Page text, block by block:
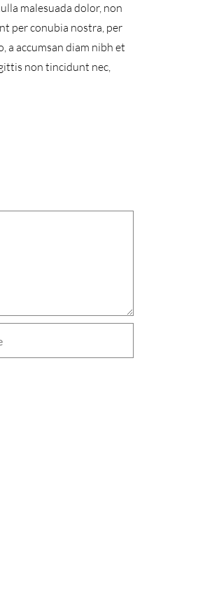
malesuada dolor, non
per conubia nostra, per
a accumsan diam nibh et
non tincidunt nec,